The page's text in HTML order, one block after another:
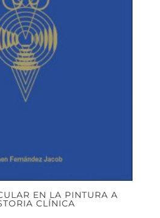
EN LA PINTURA A
CLÍNICA